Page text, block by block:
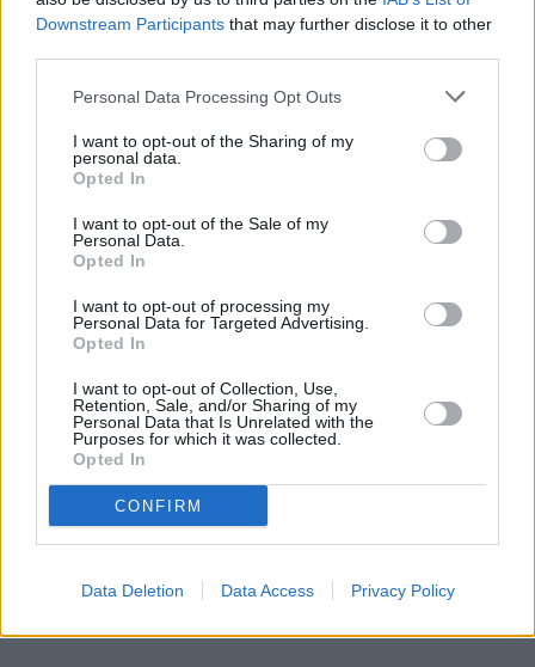
Downstream Participants that may further disclose it to other
Personal Data Processing Opt Outs
I want to opt-out of the Sharing of my
personal data.
Opted In
I want to opt-out of the Sale of my
Personal Data.
Opted In
I want to opt-out of processing my
Personal Data for Targeted Advertising.
Opted In
I want to opt-out of Collection, Use,
Retention, Sale, and/or Sharing of my
Personal Data that Is Unrelated with the
Purposes for which it was collected.
Opted In
CONFIRM
Data Deletion Data Access Privacy Policy
Vybrané články
Prima sport - co nabídne v prvním
vysílacím týdnu
Kdy a kde bude Prima sport k
Parabola.cz- web o satelitní, terestrické a kabelové televizi, ©
Dovolená u moře Bazény